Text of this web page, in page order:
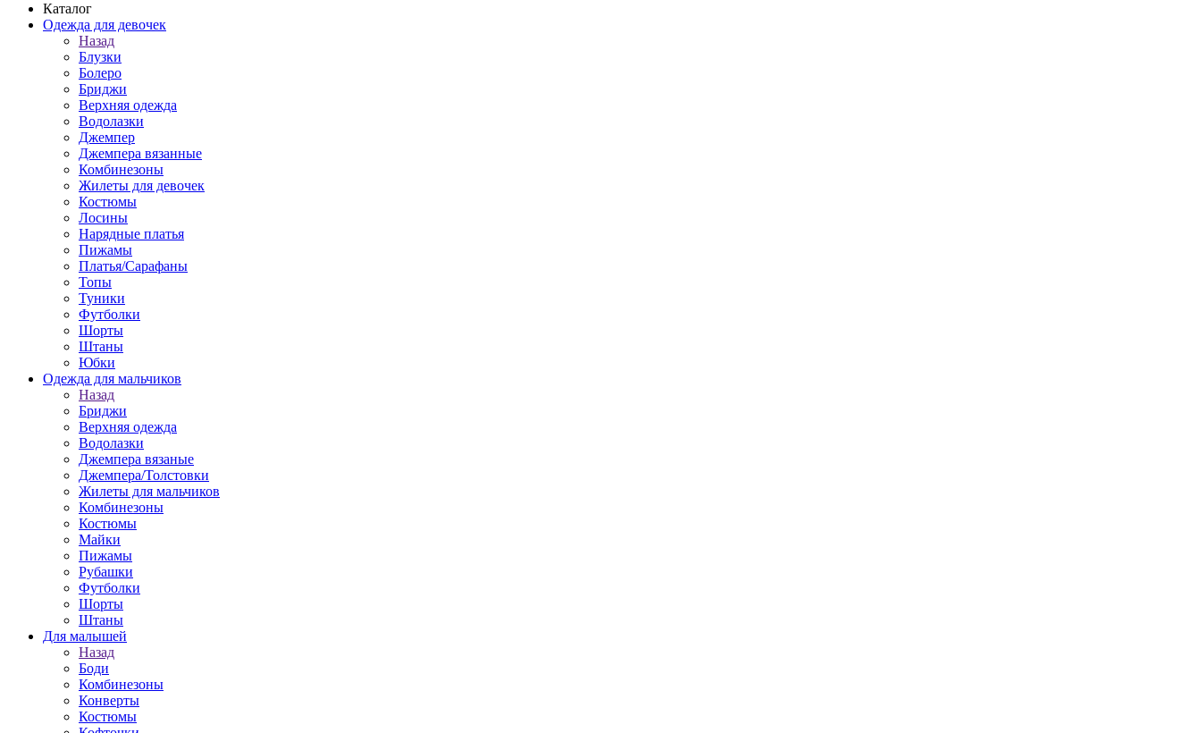
Каталог
Одежда для девочек
Назад
Блузки
Болеро
Бриджи
Верхняя одежда
Водолазки
Джемпер
Джемпера вязанные
Комбинезоны
Жилеты для девочек
Костюмы
Лосины
Нарядные платья
Пижамы
Платья/Сарафаны
Топы
Туники
Футболки
Шорты
Штаны
Юбки
Одежда для мальчиков
Назад
Бриджи
Верхняя одежда
Водолазки
Джемпера вязаные
Джемпера/Толстовки
Жилеты для мальчиков
Комбинезоны
Костюмы
Майки
Пижамы
Рубашки
Футболки
Шорты
Штаны
Для малышей
Назад
Боди
Комбинезоны
Конверты
Костюмы